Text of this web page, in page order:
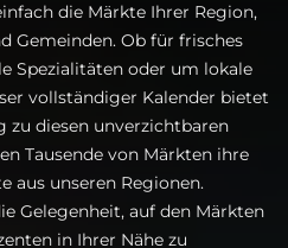
die Märkte Ihrer Region,
Gemeinden. Ob für frisches
Spezialitäten oder um lokale
vollständiger Kalender bietet
zu diesen unverzichtbaren
Tausende von Märkten ihre
aus unseren Regionen.
Gelegenheit, auf den Märkten
in Ihrer Nähe zu